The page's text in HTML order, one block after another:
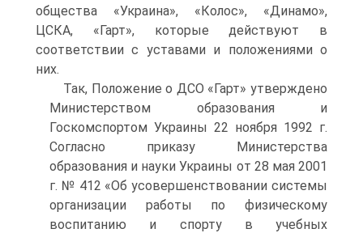
общества «Украина», «Колос», «Динамо»,
ЦСКА, «Гарт», которые действуют в
соответствии с уставами и положениями о
них.
Так, Положение о ДСО «Гарт» утверждено
Министерством образования и
Госкомспортом Украины 22 ноября 1992 г.
Согласно приказу Министерства
образования и науки Украины от 28 мая 2001
г. № 412 «Об усовершенствовании системы
организации работы по физическому
воспитанию и спорту в учебных